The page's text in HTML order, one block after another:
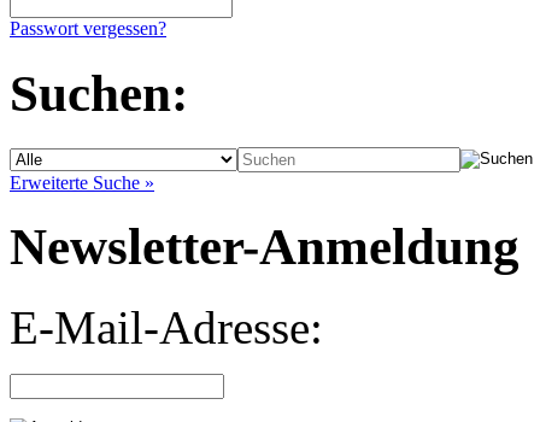
Passwort vergessen?
Suchen:
Erweiterte Suche »
Newsletter-Anmeldung
E-Mail-Adresse: